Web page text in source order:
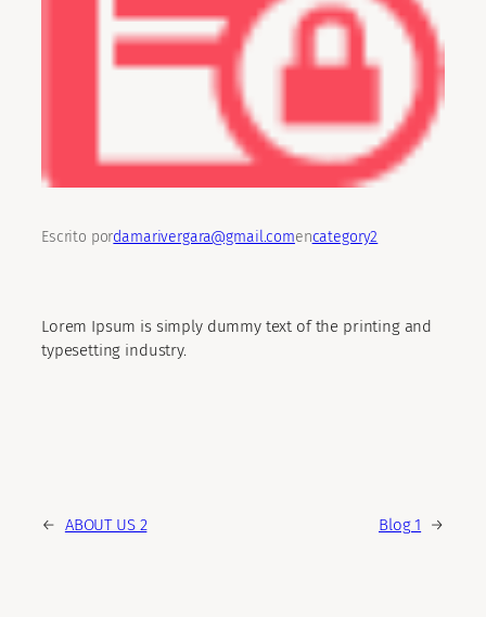
Escrito pordamarivergara@gmail.comencategory2
Lorem Ipsum is simply dummy text of the printing and
typesetting industry.
← ABOUT US 2 Blog 1 →